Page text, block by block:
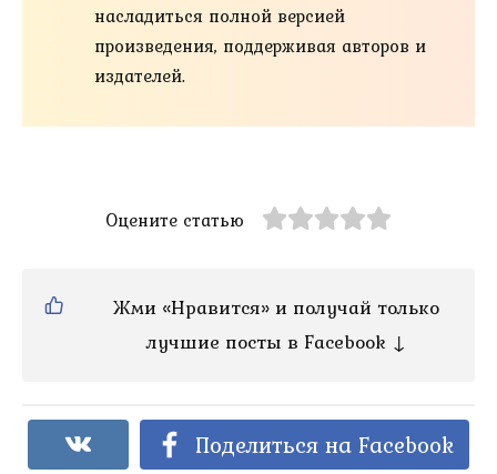
насладиться полной версией
произведения, поддерживая авторов и
издателей.
Оцените статью
Жми «Нравится» и получай только
лучшие посты в Facebook ↓
Поделиться на Facebook